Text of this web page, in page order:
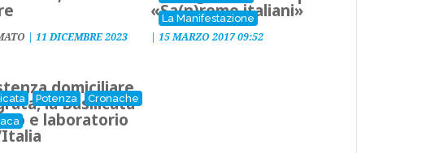
|11 DICEMBRE 2023
La Manifestazione
«Sa(n)remo italiani»
|15 MARZO 2017 09:52
Potenza
Cronache
domiciliare
la Basilicata
e laboratorio